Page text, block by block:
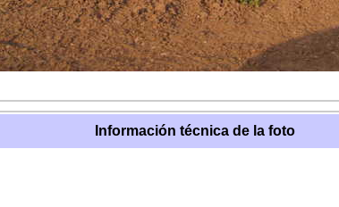
Información técnica de la foto